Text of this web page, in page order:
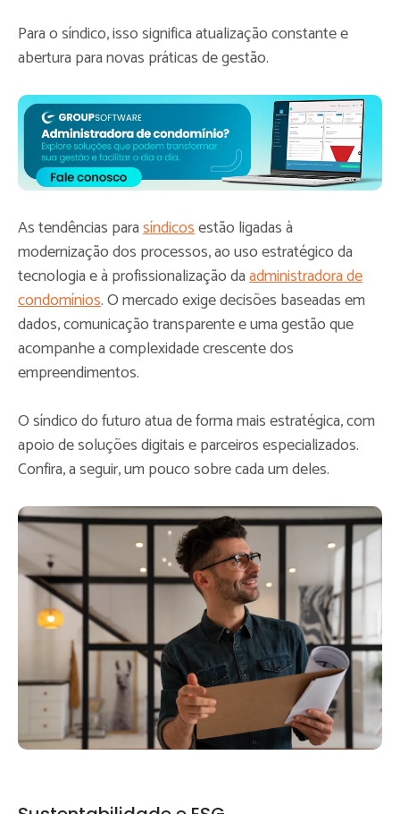
Para o síndico, isso significa atualização constante e
abertura para novas práticas de gestão.
As tendências parasíndicosestão ligadas à
modernização dos processos, ao uso estratégico da
tecnologia e à profissionalização daadministradora de
condomínios. O mercado exige decisões baseadas em
dados, comunicação transparente e uma gestão que
acompanhe a complexidade crescente dos
empreendimentos.
O síndico do futuro atua de forma mais estratégica, com
apoio de soluções digitais e parceiros especializados.
Confira, a seguir, um pouco sobre cada um deles.